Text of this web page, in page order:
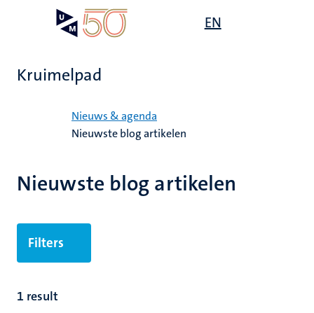
inhoud
EN
Kruimelpad
Nieuws & agenda
Nieuwste blog artikelen
Nieuwste blog artikelen
Filters
1 result